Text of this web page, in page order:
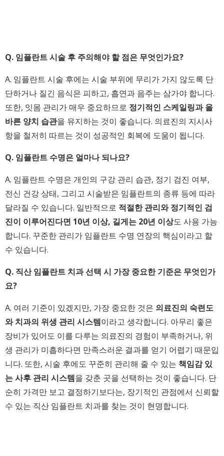
Q. 임플란트 시술 후 주의해야 할 점은 무엇인가요?
A. 임플란트 시술 후에는 시술 부위에 무리가 가지 않도록 단
단하거나 질긴 음식은 피하고, 흡연과 음주는 삼가야 합니다.
또한, 잇몸 관리가 매우 중요하므로 정기적인 스케일링과 올
바른 양치 습관을 유지하는 것이 좋습니다. 의료진의 지시사
항을 철저히 따르는 것이 성공적인 회복에 도움이 됩니다.
Q. 임플란트 수명은 얼마나 되나요?
A. 임플란트 수명은 개인의 구강 관리 습관, 정기 검진 여부,
전신 건강 상태, 그리고 시술받은 임플란트의 종류 등에 따라
달라질 수 있습니다. 일반적으로 적절한 관리와 정기적인 검
진이 이루어진다면 10년 이상, 길게는 20년 이상도 사용 가능
합니다. 꾸준한 관리가 임플란트 수명 연장의 핵심이라고 할
수 있습니다.
Q. 직산 임플란트 치과 선택 시 가장 중요한 기준은 무엇인가
요?
A. 여러 기준이 있겠지만, 가장 중요한 것은 의료진의 숙련도
와 치과의 위생 관리 시스템이라고 생각합니다. 아무리 좋은
장비가 있어도 이를 다루는 의료진의 경험이 부족하거나, 위
생 관리가 미흡하다면 만족스러운 결과를 얻기 어렵기 때문입
니다. 또한, 시술 후에도 꾸준히 관리해 줄 수 있는 책임감 있
는 사후 관리 시스템을 갖춘 곳을 선택하는 것이 좋습니다. 단
순히 가격만 보고 결정하기보다는, 장기적인 관점에서 신뢰할
수 있는 직산 임플란트 치과를 찾는 것이 현명합니다.